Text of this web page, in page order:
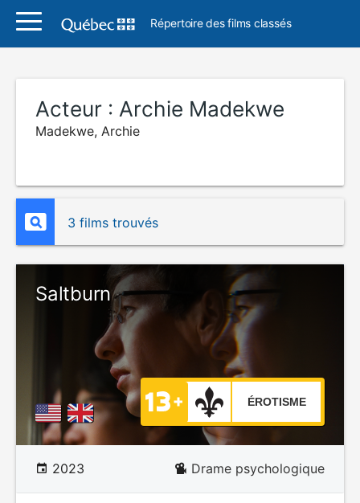
Répertoire des films classés
Acteur : Archie Madekwe
Madekwe, Archie
3 films trouvés
Saltburn
ÉROTISME
2023 Drame psychologique